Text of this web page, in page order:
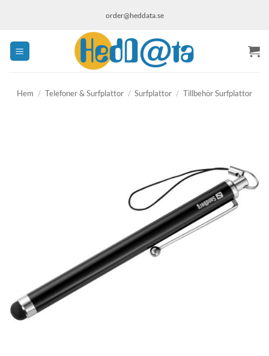
order@heddata.se
Hem / Telefoner & Surfplattor / Surfplattor / Tillbehör Surfplattor